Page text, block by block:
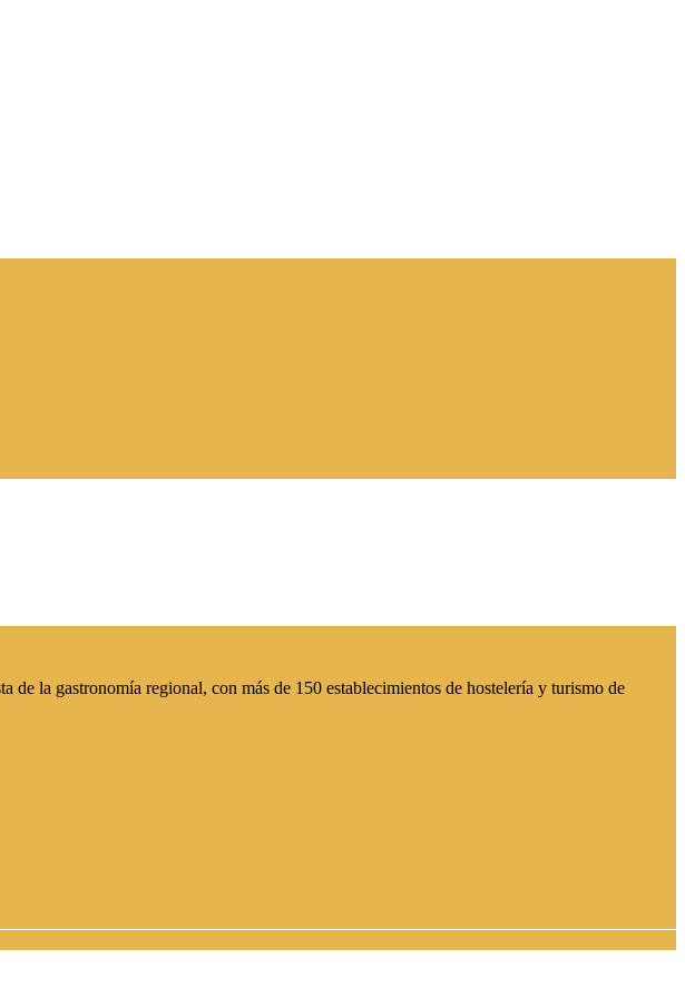
la gastronomía regional, con más de 150 establecimientos de hostelería y turismo de